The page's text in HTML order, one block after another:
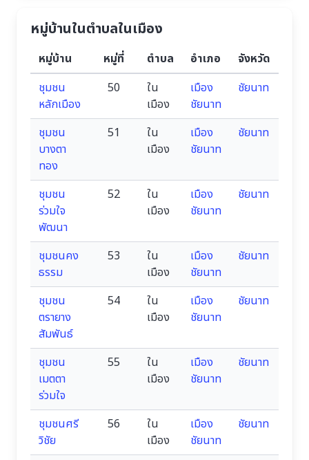
หมู่บ้านในตำบลในเมือง
หมู่บ้าน หมู่ที่ ตำบล อำเภอ
จังหวัด
ชุมชน
หลักเมือง
50
ใน
เมือง
เมือง
ชัยนาท
ชัยนาท
ชุมชน
บางตา
ทอง
51
ใน
เมือง
เมือง
ชัยนาท
ชัยนาท
ชุมชน
ร่วมใจ
พัฒนา
52
ใน
เมือง
เมือง
ชัยนาท
ชัยนาท
ชุมชนคง
ธรรม
53
ใน
เมือง
เมือง
ชัยนาท
ชัยนาท
ชุมชน
ตรายาง
สัมพันธ์
54
ใน
เมือง
เมือง
ชัยนาท
ชัยนาท
ชุมชน
เมตตา
ร่วมใจ
55
ใน
เมือง
เมือง
ชัยนาท
ชัยนาท
ชุมชนศรี
วิชัย
56
ใน
เมือง
เมือง
ชัยนาท
ชัยนาท